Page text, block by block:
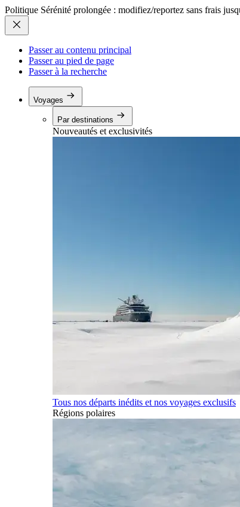
Politique Sérénité prolongée : modifiez/reportez sans frais
Passer au contenu principal
Passer au pied de page
Passer à la recherche
Voyages
Par destinations
Nouveautés et exclusivités
Tous nos départs inédits et nos voyages exclusifs
Régions polaires